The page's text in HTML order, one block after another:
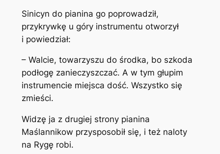
Sinicyn do pianina go poprowadził,
przykrywkę u góry instrumentu otworzył
i powiedział:
– Walcie, towarzyszu do środka, bo szkoda
podłogę zanieczyszczać. A w tym głupim
instrumencie miejsca dość. Wszystko się
zmieści.
Widzę ja z drugiej strony pianina
Maślannikow przysposobił się, i też naloty
na Rygę robi.